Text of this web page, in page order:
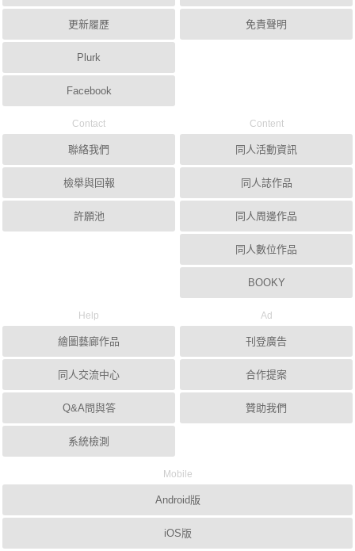
更新履歷
Plurk
Facebook
免責聲明
Contact
聯絡我們
檢舉與回報
許願池
Content
同人活動資訊
同人誌作品
同人周邊作品
同人數位作品
BOOKY
Help
繪圖藝廊作品
同人交流中心
Q&A問與答
系統檢測
Ad
刊登廣告
合作提案
贊助我們
Mobile
Android版
iOS版